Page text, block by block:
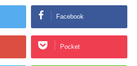
Facebook
Pocket